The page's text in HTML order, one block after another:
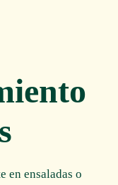
en ensaladas o